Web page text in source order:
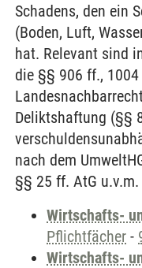
Schadens, den ein
(Boden, Luft,
hat. Relevant sind
die §§ 906 ff., 1004
Deliktshaftung (§§
nach dem
§§ 25 ff. AtG u.v.m.
Wirtschafts-
Pflichtfächer -
Wirtschafts-